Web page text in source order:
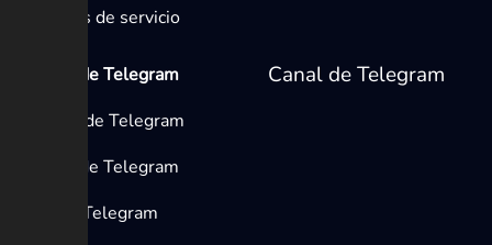
Términos de servicio
Medios de Telegram
Canales de Telegram
Grupos de Telegram
Bots de Telegram
Canal de Telegram